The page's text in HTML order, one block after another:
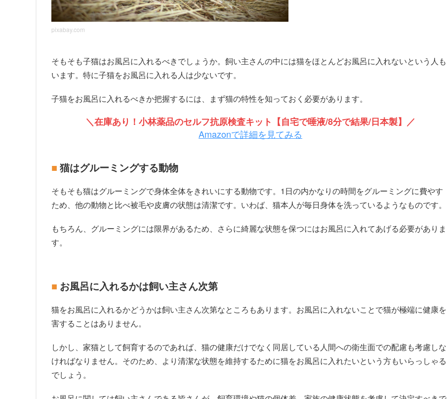
pixabay.com
そもそも子猫はお風呂に入れるべきでしょうか。飼い主さんの中には猫をほとんどお風呂に入れないという人も
います。特に子猫をお風呂に入れる人は少ないです。
子猫をお風呂に入れるべきか把握するには、まず猫の特性を知っておく必要があります。
＼在庫あり！小林薬品のセルフ抗原検査キット【自宅で唾液/8分で結果/日本製】／
Amazonで詳細を見てみる
猫はグルーミングする動物
そもそも猫はグルーミングで身体全体をきれいにする動物です。1日の内かなりの時間をグルーミングに費やす
ため、他の動物と比べ被毛や皮膚の状態は清潔です。いわば、猫本人が毎日身体を洗っているようなものです。
もちろん、グルーミングには限界があるため、さらに綺麗な状態を保つにはお風呂に入れてあげる必要がありま
す。
お風呂に入れるかは飼い主さん次第
猫をお風呂に入れるかどうかは飼い主さん次第なところもあります。お風呂に入れないことで猫が極端に健康を
害することはありません。
しかし、家猫として飼育するのであれば、猫の健康だけでなく同居している人間への衛生面での配慮も考慮しな
ければなりません。そのため、より清潔な状態を維持するために猫をお風呂に入れたいという方もいらっしゃる
でしょう。